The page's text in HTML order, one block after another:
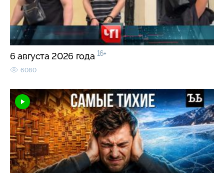
6 августа 2026 года 16+
6080